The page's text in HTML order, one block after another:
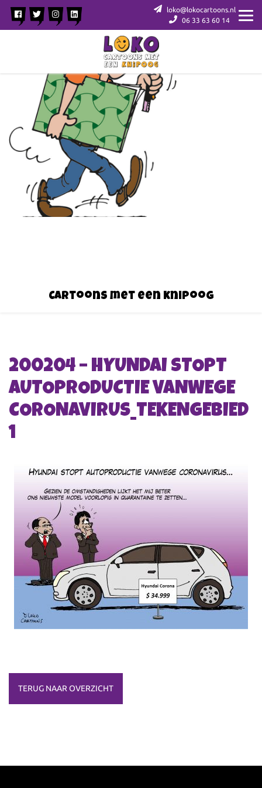
loko@lokocartoons.nl
06 33 63 60 14
Cartoons met een knipoog
200204 – HYUNDAI STOPT
AUTOPRODUCTIE VANWEGE
CORONAVIRUS_TEKENGEBIED
1
TERUG NAAR OVERZICHT